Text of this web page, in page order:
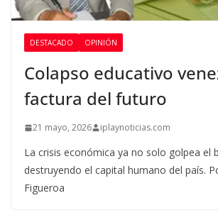
DESTACADO OPINIÓN
Colapso educativo
factura del futuro
21 mayo, 2026 iplaynoticias.com
La crisis económica ya no solo golpea el
destruyendo el capital humano del país.
Figueroa